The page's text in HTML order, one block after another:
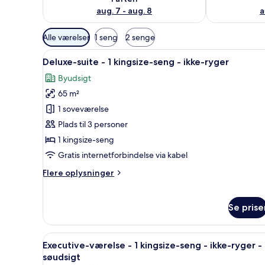
aug. 7 - aug. 8
Tilgængelige
filtre
for
værelser
Alle værelser 1 seng 2 senge
Indlæs
alle
billeder
af
Deluxe-
suite
-
1
seng
ryger
Et moderne hotelværelse
15
Deluxe-suite - 1 kingsize-seng - ikke-ryger
Byudsigt
65 m²
1 soveværelse
Plads til 3 personer
1 kingsize-seng
Gratis internetforbindelse via kabel
Flere oplysninger
Flere
1
kingsize-
seng
Se
Indlæs
alle
Et moderne hotelværelse
10
Executive-værelse - 1 kingsize-seng - ikke-ryger -
søudsigt